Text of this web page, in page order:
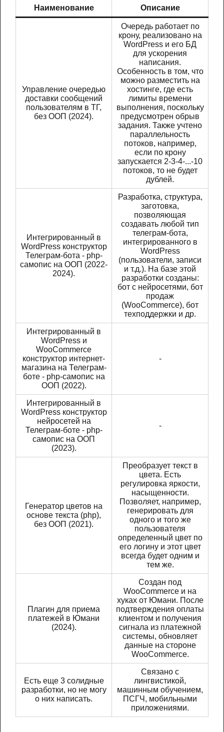
Наименование Описание
Управление очередью
доставки сообщений
пользователям в ТГ,
без ООП (2024).
Очередь работает по
крону, реализовано на
WordPress и его БД
для ускорения
написания.
Особенность в том, что
можно разместить на
хостинге, где есть
лимиты времени
выполнения, поскольку
предусмотрен обрыв
задания. Также учтено
параллельность
потоков, например,
если по крону
запускается 2-3-4-...-10
потоков, то не будет
дублей.
Интегрированный в
WordPress конструктор
Телеграм-бота - php-
самопис на ООП (2022-
2024).
Разработка, структура,
заготовка,
позволяющая
создавать любой тип
телеграм-бота,
интегрированного в
WordPress
(пользователи, записи
и т.д.). На базе этой
разработки созданы:
бот с нейросетями, бот
продаж
(WooCommerce), бот
техподдержки и др.
Интегрированный в
WordPress и
WooCommerce
конструктор интернет-
магазина на Телеграм-
боте - php-самопис на
ООП (2022).
-
Интегрированный в
WordPress конструктор
нейросетей на
Телеграм-боте - php-
самопис на ООП
(2023).
-
Генератор цветов на
основе текста (php),
без ООП (2021).
Преобразует текст в
цвета. Есть
регулировка яркости,
насыщенности.
Позволяет, например,
генерировать для
одного и того же
пользователя
определенный цвет по
его логину и этот цвет
всегда будет одним и
тем же.
Плагин для приема
платежей в Юмани
(2024).
Создан под
WooCommerce и на
хуках от Юмани. После
подтверждения оплаты
клиентом и получения
сигнала из платежной
системы, обновляет
данные на стороне
WooCommerce.
Есть еще 3 солидные
разработки, но не могу
о них написать.
Связано с
лингвистикой,
машинным обучением,
ПСГЧ, мобильными
приложениями.